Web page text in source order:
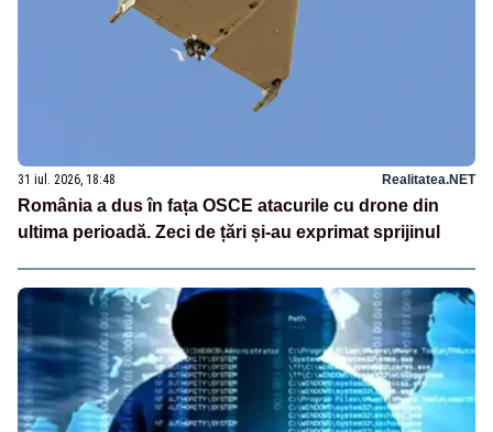
31 iul. 2026, 18:48 Realitatea.NET
România a dus în fața OSCE atacurile cu drone din
ultima perioadă. Zeci de țări și-au exprimat sprijinul